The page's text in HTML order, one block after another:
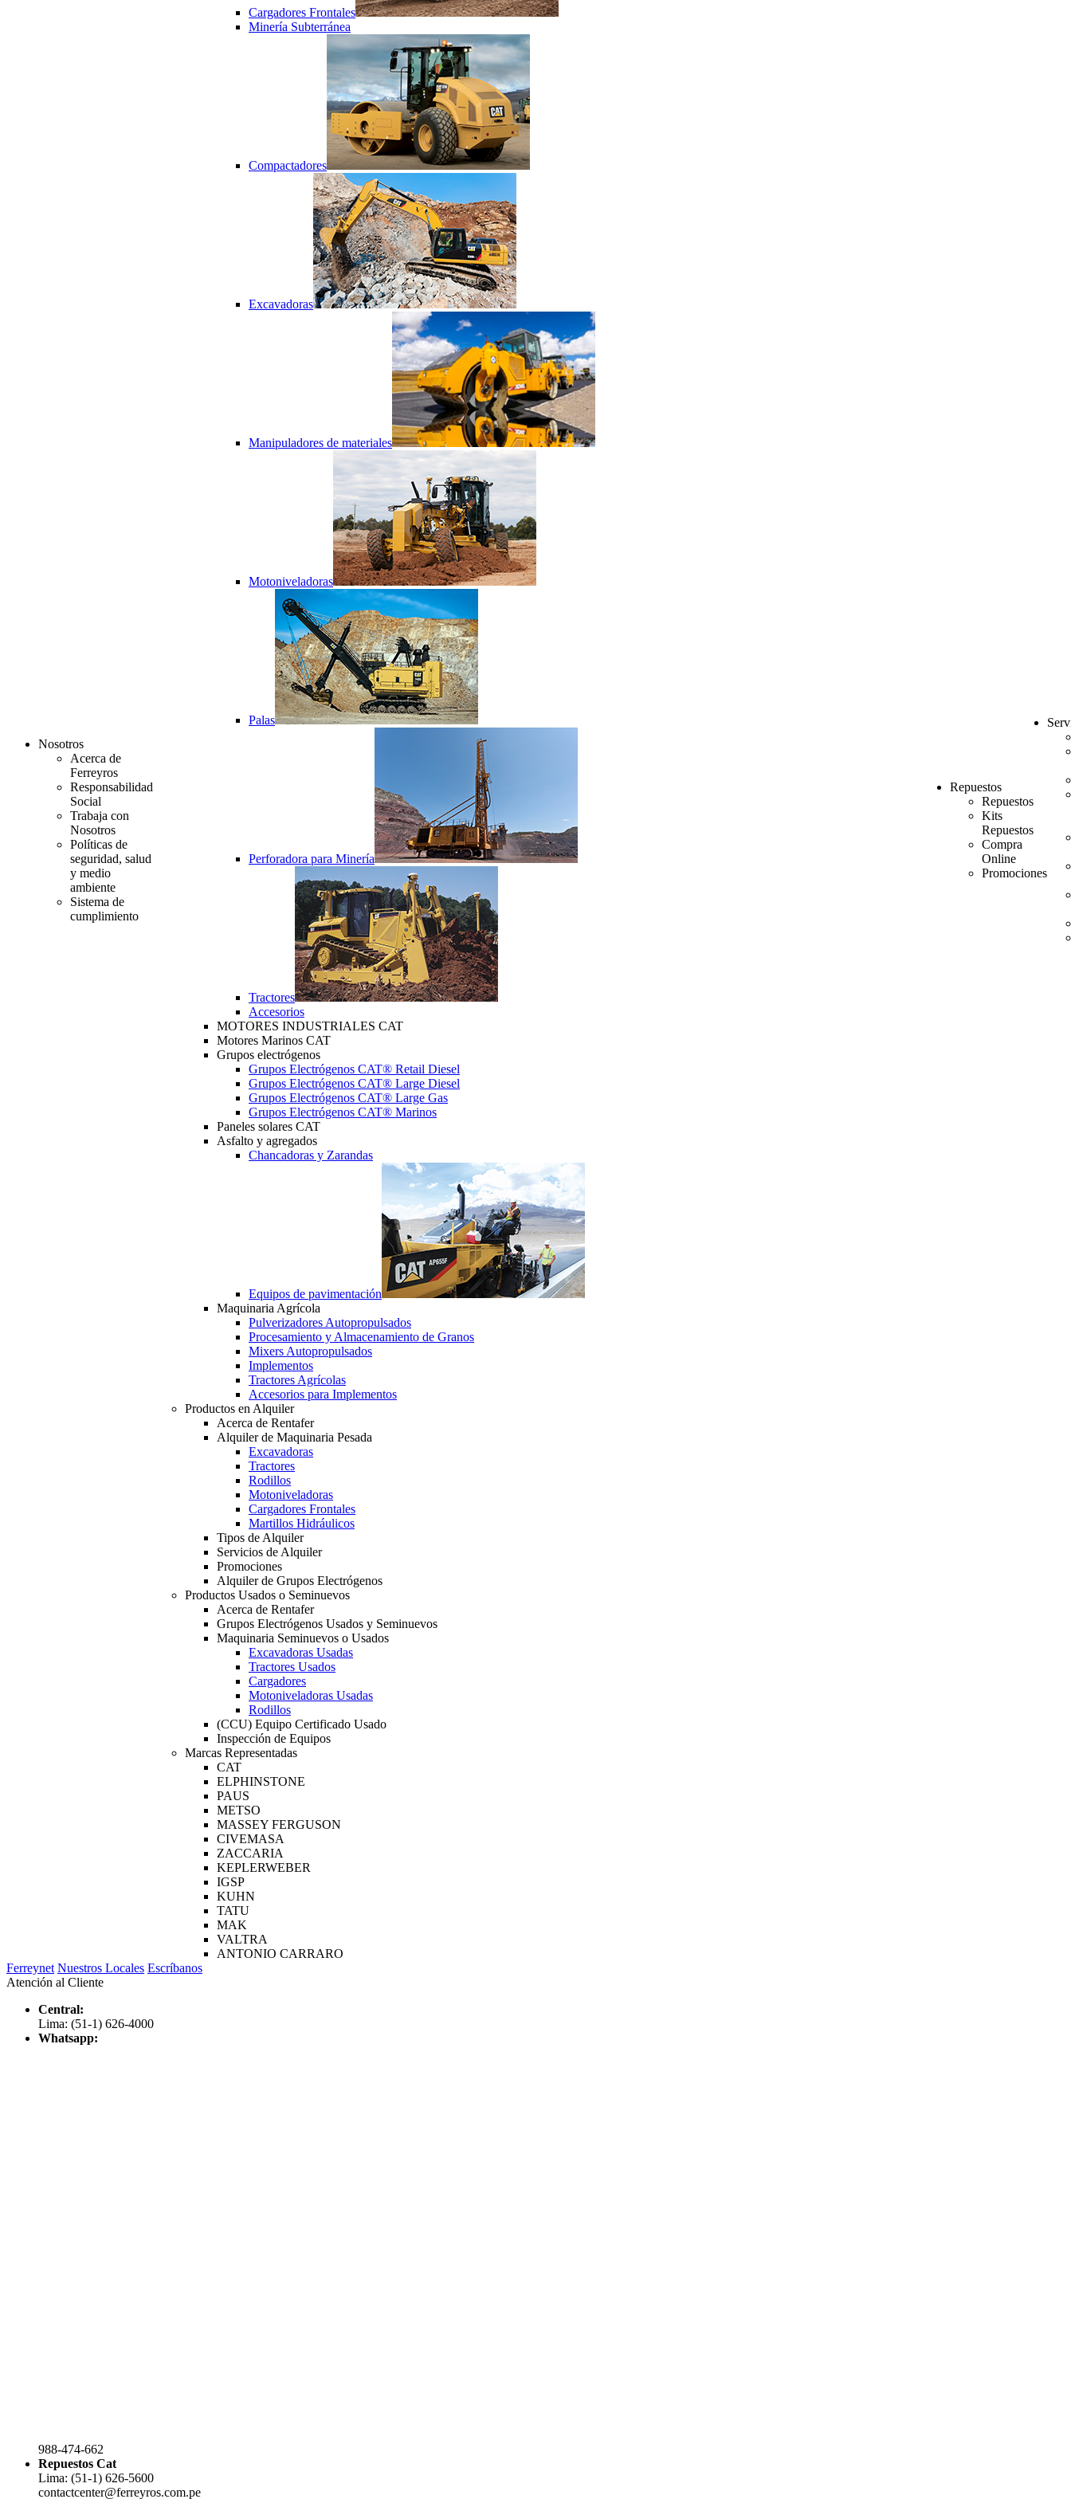
Nosotros
Acerca de
Ferreyros
Responsabilidad
Social
Trabaja con
Nosotros
Políticas de
seguridad, salud
y medio
ambiente
Sistema de
cumplimiento
Cargadores Frontales
Minería Subterránea
Compactadores
Excavadoras
Manipuladores de materiales
Motoniveladoras
Palas
Perforadora para Minería
Tractores
Accesorios
MOTORES INDUSTRIALES CAT
Motores Marinos CAT
Grupos electrógenos
Grupos Electrógenos CAT® Retail Diesel
Grupos Electrógenos CAT® Large Diesel
Grupos Electrógenos CAT® Large Gas
Grupos Electrógenos CAT® Marinos
Paneles solares CAT
Asfalto y agregados
Chancadoras y Zarandas
Equipos de pavimentación
Maquinaria Agrícola
Pulverizadores Autopropulsados
Procesamiento y Almacenamiento de Granos
Mixers Autopropulsados
Implementos
Tractores Agrícolas
Accesorios para Implementos
Productos en Alquiler
Acerca de Rentafer
Alquiler de Maquinaria Pesada
Excavadoras
Tractores
Rodillos
Motoniveladoras
Cargadores Frontales
Martillos Hidráulicos
Tipos de Alquiler
Servicios de Alquiler
Promociones
Alquiler de Grupos Electrógenos
Productos Usados o Seminuevos
Acerca de Rentafer
Grupos Electrógenos Usados y Seminuevos
Maquinaria Seminuevos o Usados
Excavadoras Usadas
Tractores Usados
Cargadores
Motoniveladoras Usadas
Rodillos
(CCU) Equipo Certificado Usado
Inspección de Equipos
Marcas Representadas
CAT
ELPHINSTONE
PAUS
METSO
MASSEY FERGUSON
CIVEMASA
ZACCARIA
KEPLERWEBER
IGSP
KUHN
TATU
MAK
VALTRA
ANTONIO CARRARO
Repuestos
Repuestos
Kits
Repuestos
Compra
Online
Promociones
Ferreynet Nuestros Locales Escríbanos
Atención al Cliente
Central:
Lima: (51-1) 626-4000
Whatsapp:
988-474-662
Repuestos Cat
Lima: (51-1) 626-5600
contactcenter@ferreyros.com.pe